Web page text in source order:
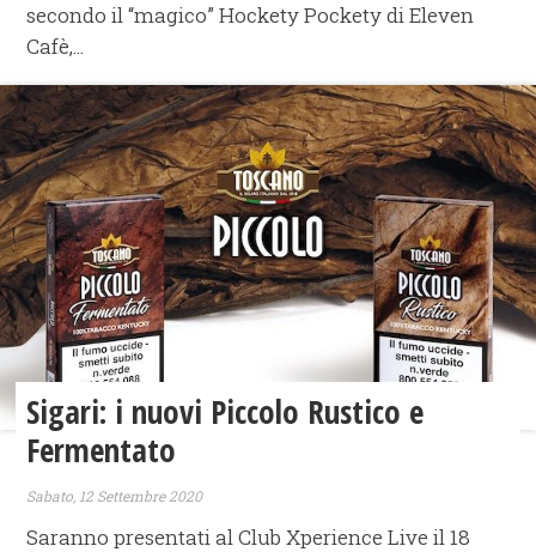
secondo il “magico” Hockety Pockety di Eleven
Cafè,...
Sigari: i nuovi Piccolo Rustico e
Fermentato
Sabato, 12 Settembre 2020
Saranno presentati al Club Xperience Live il 18